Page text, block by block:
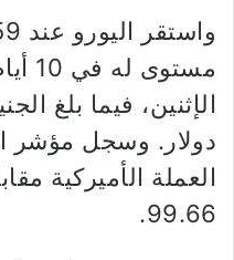
دولار. وسجل مؤشر
العملة الأميركية
99.66.